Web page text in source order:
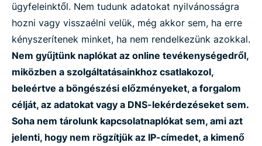
ügyfeleinktől. Nem tudunk adatokat nyilvánosságra
hozni vagy visszaélni velük, még akkor sem, ha erre
kényszerítenek minket, ha nem rendelkezünk azokkal.
Nem gyűjtünk naplókat az online tevékenységedről,
miközben a szolgáltatásainkhoz csatlakozol,
beleértve a böngészési előzményeket, a forgalom
célját, az adatokat vagy a DNS-lekérdezéseket sem.
Soha nem tárolunk kapcsolatnaplókat sem, ami azt
jelenti, hogy nem rögzítjük az IP-címedet, a kimenő